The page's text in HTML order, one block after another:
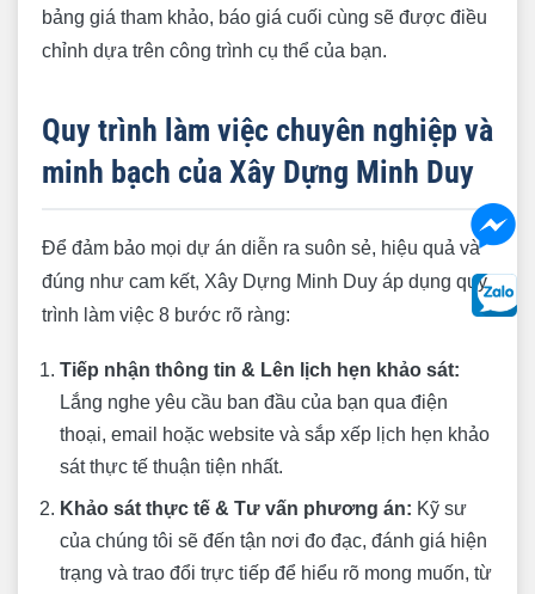
bảng giá tham khảo, báo giá cuối cùng sẽ được điều
chỉnh dựa trên công trình cụ thể của bạn.
Quy trình làm việc chuyên nghiệp và
minh bạch của Xây Dựng Minh Duy
Để đảm bảo mọi dự án diễn ra suôn sẻ, hiệu quả và
đúng như cam kết, Xây Dựng Minh Duy áp dụng quy
trình làm việc 8 bước rõ ràng:
Tiếp nhận thông tin & Lên lịch hẹn khảo sát:
Lắng nghe yêu cầu ban đầu của bạn qua điện
thoại, email hoặc website và sắp xếp lịch hẹn khảo
sát thực tế thuận tiện nhất.
Khảo sát thực tế & Tư vấn phương án: Kỹ sư
của chúng tôi sẽ đến tận nơi đo đạc, đánh giá hiện
trạng và trao đổi trực tiếp để hiểu rõ mong muốn, từ